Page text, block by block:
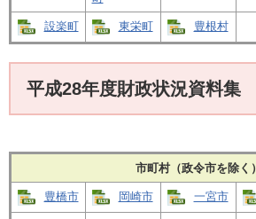
設楽町 東栄町 豊根村
平成28年度財政状況資料集
市町村（政令市を除く）
豊橋市 岡崎市 一宮市